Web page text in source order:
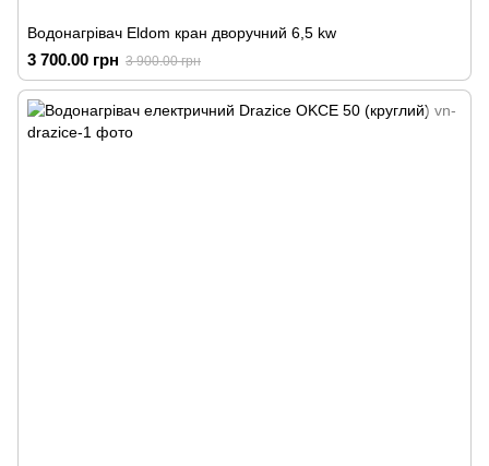
Водонагрівач Eldom кран дворучний 6,5 kw
3 700.00 грн 3 900.00 грн